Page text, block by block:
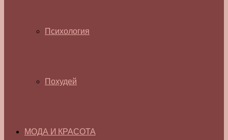
Психология
Похудей
МОДА И КРАСОТА